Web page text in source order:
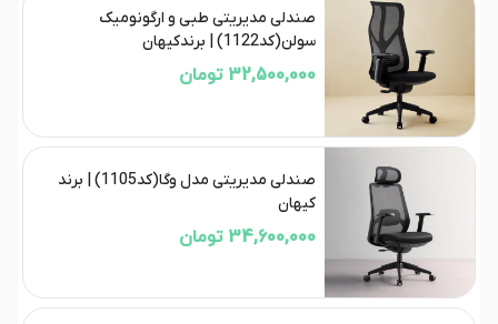
صندلی مدیریتی طبی و ارگونومیک
سولن(کد1122) | برندکیهان
32,500,000 تومان
صندلی مدیریتی مدل وگا(کد1105) | برند
کیهان
34,600,000 تومان